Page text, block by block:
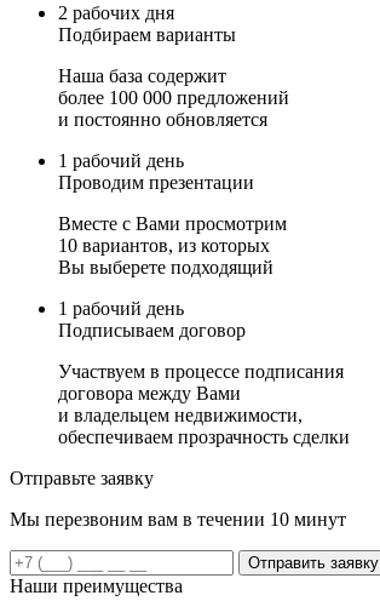
2 рабочих дня
Подбираем варианты
Наша база содержит
более 100 000 предложений
и постоянно обновляется
1 рабочий день
Проводим презентации
Вместе с Вами просмотрим
10 вариантов, из которых
Вы выберете подходящий
1 рабочий день
Подписываем договор
Участвуем в процессе подписания
договора между Вами
и владельцем недвижимости,
обеспечиваем прозрачность сделки
Отправьте заявку
Мы перезвоним вам в течении 10 минут
Отправить заявку
Наши преимущества